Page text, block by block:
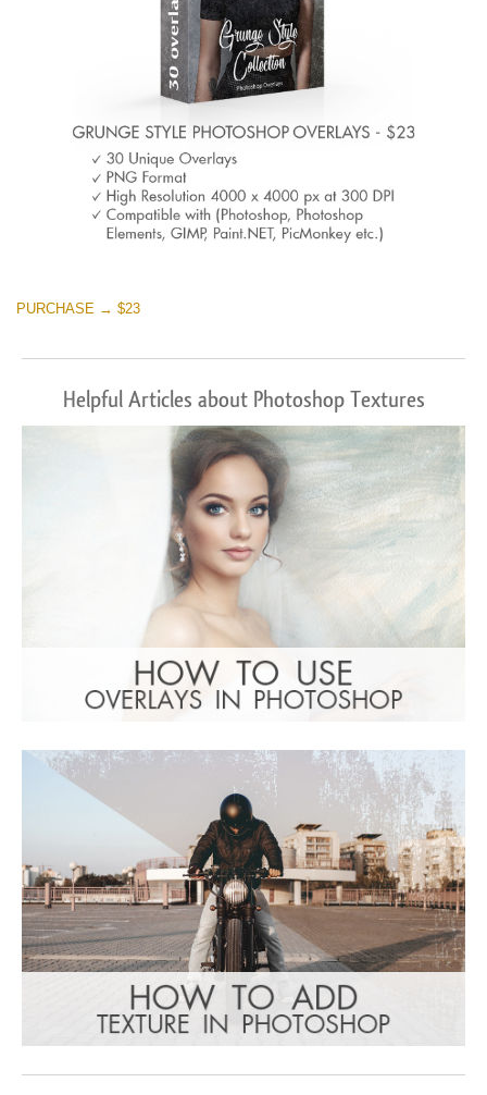
PURCHASE → $23
Helpful Articles about Photoshop Textures